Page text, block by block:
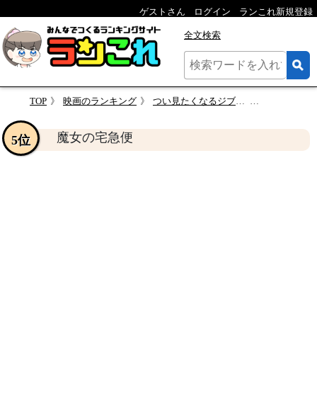
ゲストさん ログイン ランこれ新規登録
全文検索
TOP 映画のランキング つい見たくなるジブリ映画
魔女の宅急便
5位